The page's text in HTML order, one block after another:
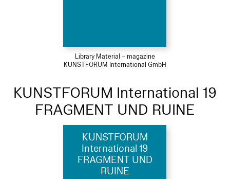
Library Material – magazine
KUNSTFORUM International GmbH
KUNSTFORUM International 19
FRAGMENT UND RUINE
KUNSTFORUM
International 19
FRAGMENT UND
RUINE